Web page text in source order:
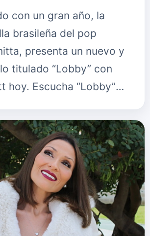
con un gran año, la
brasileña del pop
presenta un nuevo y
titulado “Lobby” con
hoy. Escucha “Lobby”
El vídeo "Lobby" se est…